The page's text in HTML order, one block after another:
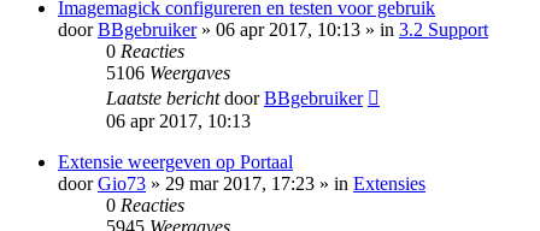
Imagemagick configureren en testen voor gebruik
doorBBgebruiker» 06 apr 2017, 10:13 » in 3.2 Support
0 Reacties
5106 Weergaves
Laatste berichtdoorBBgebruiker
06 apr 2017, 10:13
Extensie weergeven op Portaal
doorGio73 » 29 mar 2017, 17:23 » in Extensies
0 Reacties